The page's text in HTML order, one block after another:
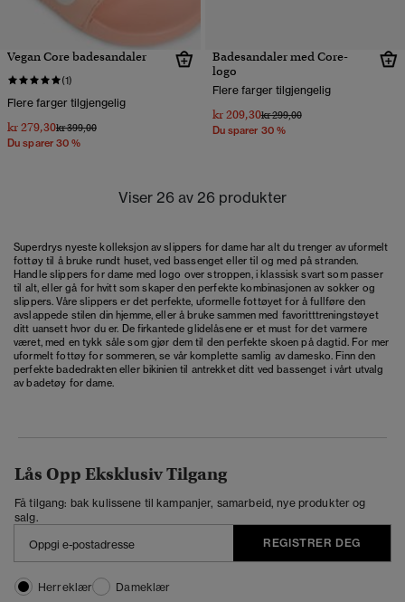
Vegan Core badesandaler
(1)
Flere farger tilgjengelig
kr 279,30Pris nedsatt fra
kr 399,00til
Du sparer 30 %
Badesandaler med Core-
logo
Flere farger tilgjengelig
kr 209,30Pris nedsatt fra
kr 299,00til
Du sparer 30 %
Viser 26 av 26 produkter
Superdrys nyeste kolleksjon av slippers for dame har alt du trenger av uformelt
fottøy til å bruke rundt huset, ved bassenget eller til og med på stranden.
Handle slippers for dame med logo over stroppen, i klassisk svart som passer
til alt, eller gå for hvitt som skaper den perfekte kombinasjonen av sokker og
slippers. Våre slippers er det perfekte, uformelle fottøyet for å fullføre den
avslappede stilen din hjemme, eller å bruke sammen med favoritttreningstøyet
ditt uansett hvor du er. De firkantede glidelåsene er et must for det varmere
været, med en tykk såle som gjør dem til den perfekte skoen på dagtid. For mer
uformelt fottøy for sommeren, se vår komplette samlig av damesko. Finn den
perfekte badedrakten eller bikinien til antrekket ditt ved bassenget i vårt utvalg
av badetøy for dame.
Lås Opp Eksklusiv Tilgang
Få tilgang: bak kulissene til kampanjer, samarbeid, nye produkter og
salg.
REGISTRER DEG
Herreklær Dameklær